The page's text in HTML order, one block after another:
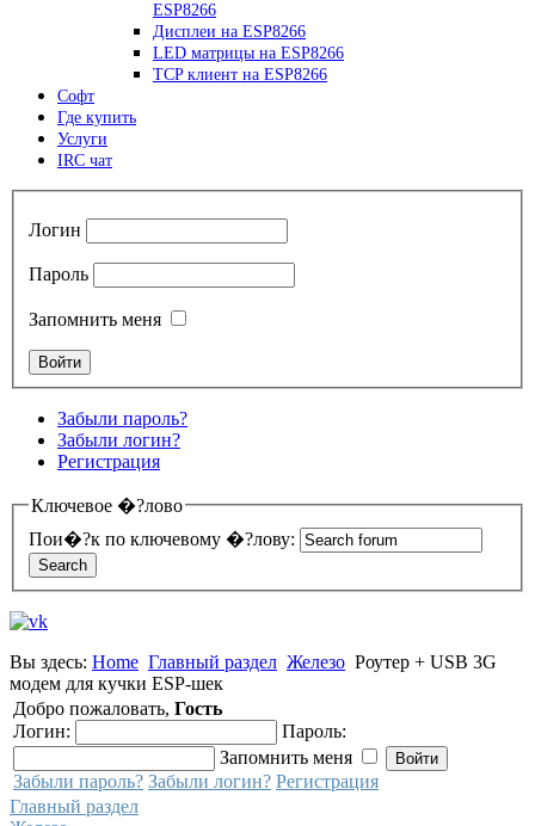
ESP8266
Дисплеи на ESP8266
LED матрицы на ESP8266
TCP клиент на ESP8266
Софт
Где купить
Услуги
IRC чат
Логин
Пароль
Запомнить меня
Забыли пароль?
Забыли логин?
Регистрация
Ключевое �?лово
Пои�?к по ключевому �?лову:
Вы здесь: Home Главный раздел Железо Роутер + USB 3G
модем для кучки ESP-шек
Добро пожаловать, Гость
Логин:
Пароль:
Запомнить меня
Забыли пароль? Забыли логин? Регистрация
Главный раздел